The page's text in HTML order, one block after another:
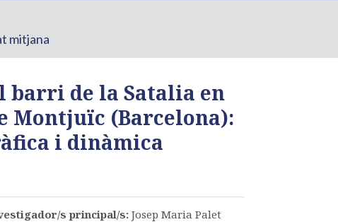
mitjana
barri de la Satalia en
Montjuïc (Barcelona):
i dinàmica
s principal/s:Josep Maria Palet